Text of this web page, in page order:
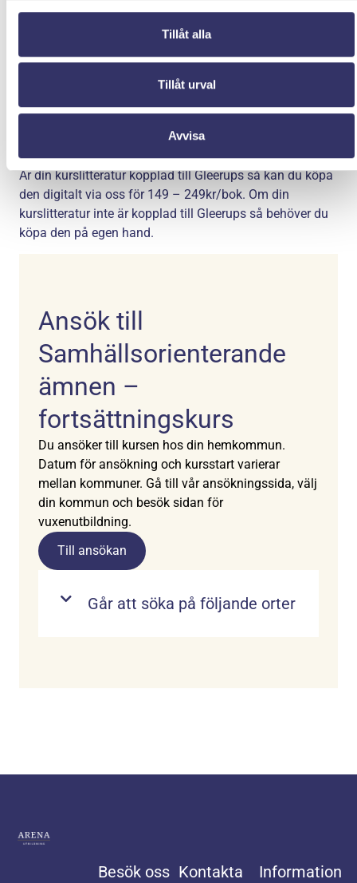
Tillåt alla
Tillåt urval
Avvisa
Förkunskapskrav
Kursen har inga behörighetskrav.
Utbildningen är berättigad för studiemedel från Centrala
Studiestödsnämnden (CSN). Läs mer på www.csn.se.
Kurslitteratur
Är din kurslitteratur kopplad till Gleerups så kan du köpa
den digitalt via oss för 149 – 249kr/bok. Om din
kurslitteratur inte är kopplad till Gleerups så behöver du
köpa den på egen hand.
Ansök till
Samhällsorienterande
ämnen –
fortsättningskurs
Du ansöker till kursen hos din hemkommun.
Datum för ansökning och kursstart varierar
mellan kommuner. Gå till vår ansökningssida, välj
din kommun och besök sidan för
vuxenutbildning.
Till ansökan
Går att söka på följande orter
Besök oss Kontakta
Information